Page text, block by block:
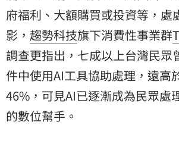
府福利、大額購買或投資等，處
影， 趨勢科技旗下消費性事業群
調查更指出，七成以上台灣民眾
件中使用AI工具協助處理，遠高
46%，可見AI已逐漸成為民眾處
的數位幫手。